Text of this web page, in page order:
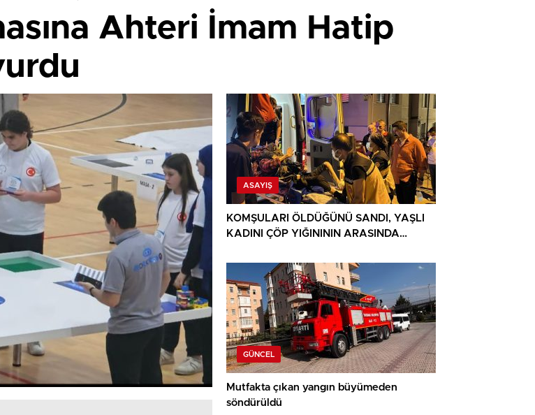
Ahteri İmam Hatip
ASAYIŞ
KOMŞULARI ÖLDÜĞÜNÜ SANDI, YAŞLI
KADINI ÇÖP YIĞINININ ARASINDA
GÜNCEL
Mutfakta çıkan yangın büyümeden
söndürüldü